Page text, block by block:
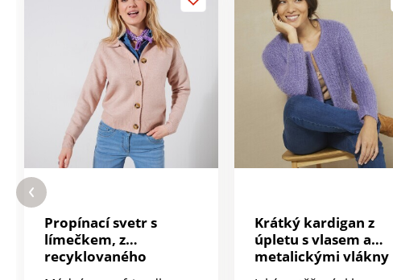
Propínací svetr s
límečkem, z
recyklovaného
Krátký kardigan z
úpletu s vlasem a
metalickými vlákny